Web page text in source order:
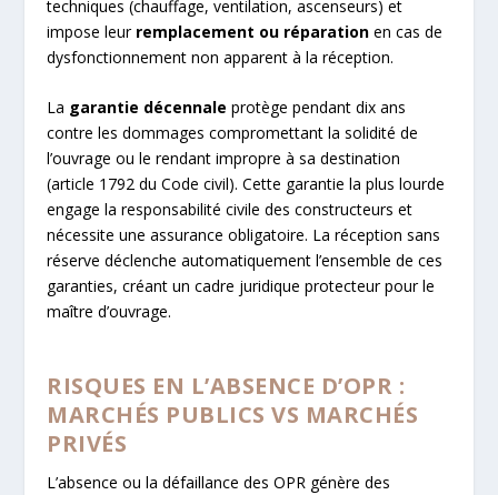
techniques (chauffage, ventilation, ascenseurs) et
impose leur remplacement ou réparation en cas de
dysfonctionnement non apparent à la réception.
La garantie décennale protège pendant dix ans
contre les dommages compromettant la solidité de
l’ouvrage ou le rendant impropre à sa destination
(article 1792 du Code civil). Cette garantie la plus lourde
engage la responsabilité civile des constructeurs et
nécessite une assurance obligatoire. La réception sans
réserve déclenche automatiquement l’ensemble de ces
garanties, créant un cadre juridique protecteur pour le
maître d’ouvrage.
RISQUES EN L’ABSENCE D’OPR :
MARCHÉS PUBLICS VS MARCHÉS
PRIVÉS
L’absence ou la défaillance des OPR génère des